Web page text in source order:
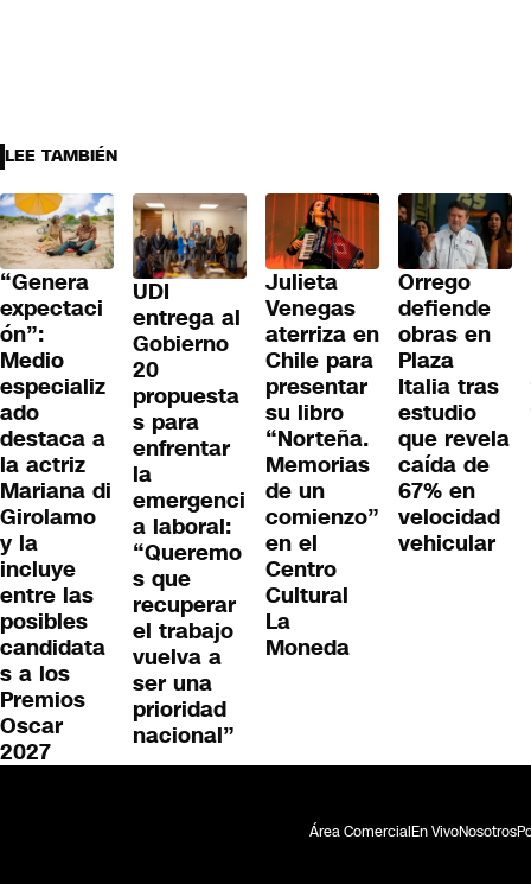
LEE TAMBIÉN
“Genera
expectaci
ón”:
Medio
especializ
ado
destaca a
la actriz
Mariana di
Girolamo
y la
incluye
entre las
posibles
candidata
s a los
Premios
Oscar
2027
UDI
entrega al
Gobierno
20
propuesta
s para
enfrentar
la
emergenci
a laboral:
“Queremo
s que
recuperar
el trabajo
vuelva a
ser una
prioridad
nacional”
Julieta
Venegas
aterriza en
Chile para
presentar
su libro
“Norteña.
Memorias
de un
comienzo”
en el
Centro
Cultural
La
Moneda
Orrego
defiende
obras en
Plaza
Italia tras
estudio
que revela
caída de
67% en
velocidad
vehicular
Área ComercialEn VivoNosotros